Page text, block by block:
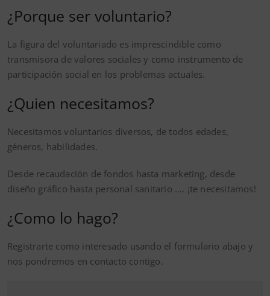
¿Porque ser voluntario?
La figura del voluntariado es imprescindible como
transmisora de valores sociales y como instrumento de
participación social en los problemas actuales.
¿Quien necesitamos?
Necesitamos voluntarios diversos, de todos edades,
géneros, habilidades.
Desde recaudación de fondos hasta marketing, desde
diseño gráfico hasta personal sanitario …. ¡te necesitamos!
¿Como lo hago?
Registrarte como interesado usando el formulario abajo y
nos pondremos en contacto contigo.